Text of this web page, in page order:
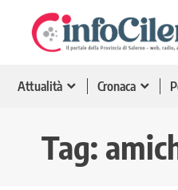
Attualità Cronaca
Tag: